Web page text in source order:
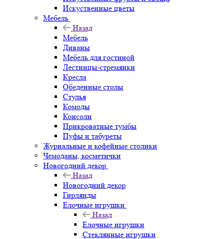
Искуственные цветы
Мебель
Назад
Мебель
Диваны
Мебель для гостиной
Лестницы-стремянки
Кресла
Обеденные столы
Стулья
Комоды
Консоли
Прикроватные тумбы
Пуфы и табуреты
Журнальные и кофейные столики
Чемоданы, косметички
Новогодний декор
Назад
Новогодний декор
Гирлянды
Елочные игрушки
Назад
Елочные игрушки
Стеклянные игрушки